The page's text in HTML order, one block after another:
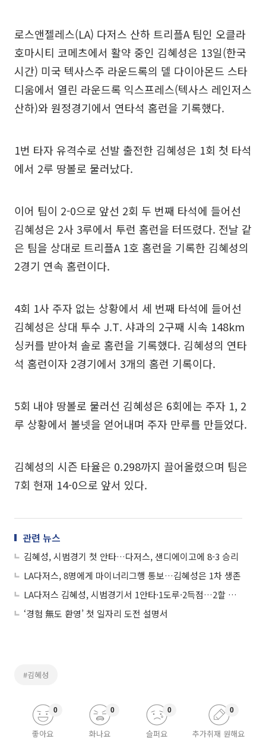
로스앤젤레스(LA) 다저스 산하 트리플A 팀인 오클라
호마시티 코메츠에서 활약 중인 김혜성은 13일(한국
시간) 미국 텍사스주 라운드록의 델 다이아몬드 스타
디움에서 열린 라운드록 익스프레스(텍사스 레인저스
산하)와 원정경기에서 연타석 홈런을 기록했다.
1번 타자 유격수로 선발 출전한 김혜성은 1회 첫 타석
에서 2루 땅볼로 물러났다.
이어 팀이 2-0으로 앞선 2회 두 번째 타석에 들어선
김혜성은 2사 3루에서 투런 홈런을 터뜨렸다. 전날 같
은 팀을 상대로 트리플A 1호 홈런을 기록한 김혜성의
2경기 연속 홈런이다.
4회 1사 주자 없는 상황에서 세 번째 타석에 들어선
김혜성은 상대 투수 J.T. 샤과의 2구째 시속 148km
싱커를 받아쳐 솔로 홈런을 기록했다. 김혜성의 연타
석 홈런이자 2경기에서 3개의 홈런 기록이다.
5회 내야 땅볼로 물러선 김혜성은 6회에는 주자 1, 2
루 상황에서 볼넷을 얻어내며 주자 만루를 만들었다.
김혜성의 시즌 타율은 0.298까지 끌어올렸으며 팀은
7회 현재 14-0으로 앞서 있다.
관련 뉴스
김혜성, 시범경기 첫 안타…다저스, 샌디에이고에 8-3 승리
LA다저스, 8명에게 마이너리그행 통보…김혜성은 1차 생존
LA다저스 김혜성, 시범경기서 1안타·1도루·2득점…2할 타율 진입 성공
‘경험 無도 환영’ 첫 일자리 도전 설명서
#김혜성
좋아요
0
화나요
0
슬퍼요
0
추가취재 원해요
0